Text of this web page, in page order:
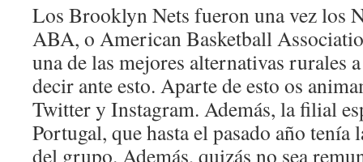
Los Brooklyn Nets fueron una vez los
ABA, o American Basketball
una de las mejores alternativas rurales
decir ante esto. Aparte de esto os
Twitter y Instagram. Además, la filial
Portugal, que hasta el pasado año tenía
del grupo. Además, quizás no sea